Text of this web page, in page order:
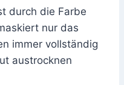
durch die Farbe
nur das
immer vollständig
austrocknen